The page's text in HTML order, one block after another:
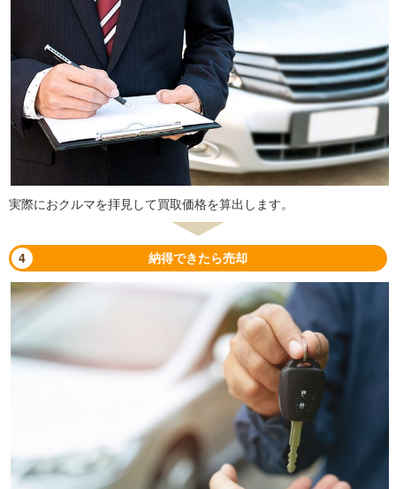
実際におクルマを拝見して買取価格を算出します。
4 納得できたら売却